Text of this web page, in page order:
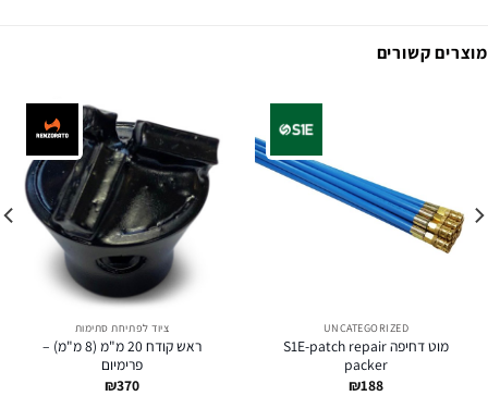
מוצרים קשורים
UNCATEGORIZED
מוט דחיפה S1E-patch repair
packer
₪188
ציוד לפתיחת סתימות
ראש קודח 20 מ"מ (8 מ"מ) –
פרימיום
₪370